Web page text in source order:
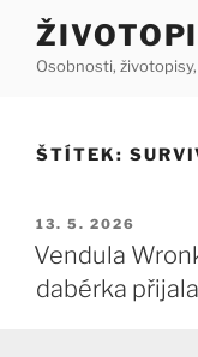
Přejít
obsahuOsobnosti,
ŠTÍTEK:
PUBLIKOVÁNO
13. 5. 2026
Vendula
dabérka